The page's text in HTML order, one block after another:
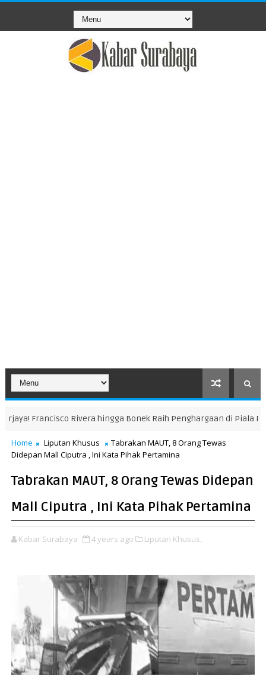
hingga Bonek Raih Penghargaan di Piala Presiden 2026
Home Liputan Khusus
Tabrakan MAUT, 8 Orang Tewas
Didepan Mall Ciputra , Ini Kata Pihak Pertamina
Tabrakan MAUT, 8 Orang Tewas Didepan
Mall Ciputra , Ini Kata Pihak Pertamina
Kabar Surabaya 4 years ago Liputan Khusus,